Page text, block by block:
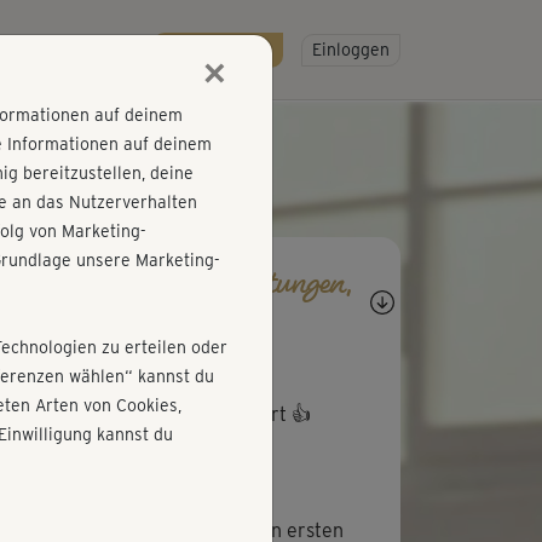
Gratis testen! Einloggen
Antworten, Bewertungen,
Petra376
Übungen und sehr gut erklärt 👍
einem leichten Einstieg in den ersten
×
auf deinem
Informationen auf deinem
bereitzustellen, deine
an das Nutzerverhalten
von Marketing-
unsere Marketing-
zu erteilen oder
wählen“ kannst du
Arten von Cookies,
kannst du